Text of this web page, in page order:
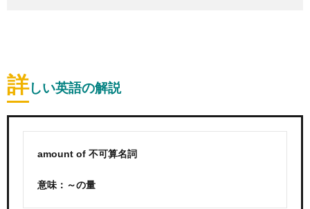
詳しい英語の解説
amount of 不可算名詞
意味：～の量